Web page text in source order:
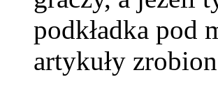
podkładka pod
artykuły